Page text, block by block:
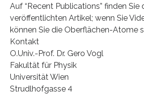
Auf “Recent Publications” finden Sie
veröffentlichten Artikel; wenn Sie
können Sie die Oberflächen-Atome
Kontakt
O.Univ.-Prof. Dr. Gero Vogl
Fakultät für Physik
Universität Wien
Strudlhofgasse 4